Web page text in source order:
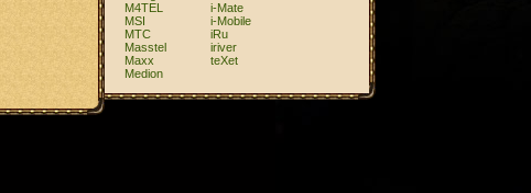
M4TEL
MSI
MTC
Masstel
Maxx
Medion
i-Mate
i-Mobile
iRu
iriver
teXet